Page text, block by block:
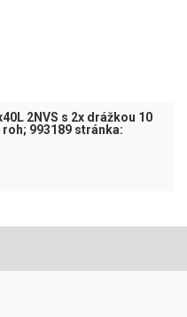
2NVS s 2x drážkou 10
993189 stránka: